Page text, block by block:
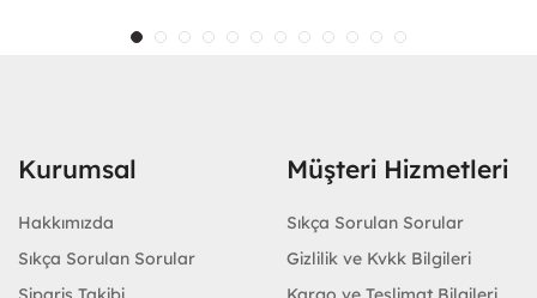
Kurumsal
Hakkımızda
Sıkça Sorulan Sorular
Müşteri Hizmetleri
Sıkça Sorulan Sorular
Gizlilik ve Kvkk Bilgileri